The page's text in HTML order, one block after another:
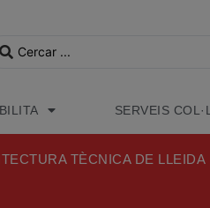
SERVEIS
TÈCNICA DE LLEIDA